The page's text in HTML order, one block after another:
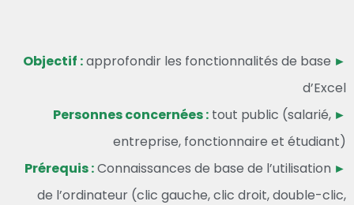
► Objectif :
approfondir les fonctionnalités de base
d’Excel
► Personnes concernées :
tout public (salarié,
entreprise, fonctionnaire et étudiant)
► Prérequis :
Connaissances de base de l’utilisation
de l’ordinateur (clic gauche, clic droit, double-clic,